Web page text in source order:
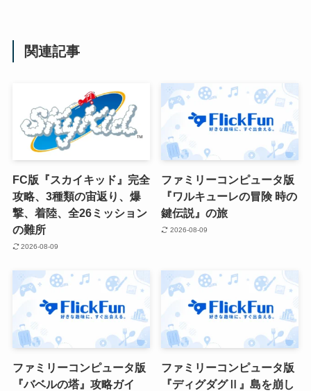
関連記事
FC版『スカイキッド』完全
攻略、3種類の宙返り、爆
撃、着陸、全26ミッション
の難所
2026-08-09
ファミリーコンピュータ版
『ワルキューレの冒険 時の
鍵伝説』の旅
2026-08-09
ファミリーコンピュータ版
『バベルの塔』攻略ガイ
ファミリーコンピュータ版
『ディグダグⅡ』島を崩し